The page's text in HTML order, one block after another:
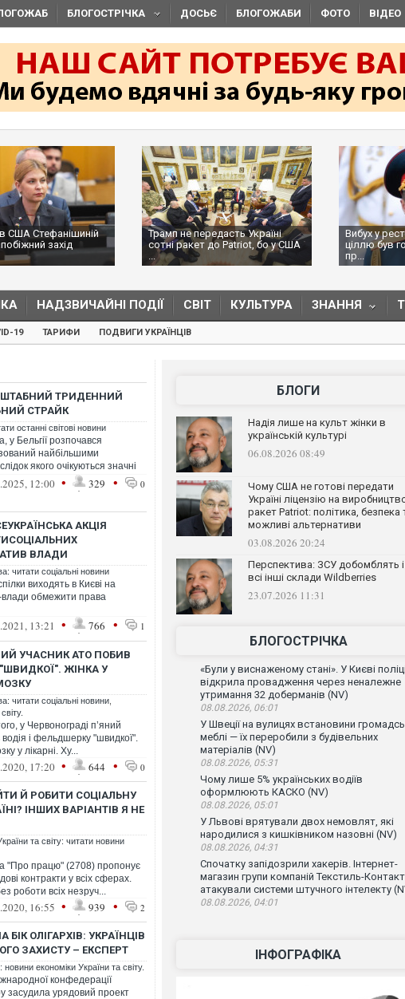
БЛОГОСТРІЧКА ДОСЬЄ БЛОГОЖАБИ ФОТО ВІДЕО
США Стефанішиній
захід
Трамп не передасть Україні
сотні ракет до Patriot, бо у США
...
Вибух у
ціллю був
пр...
НАДЗВИЧАЙНІ ПОДІЇ СВІТ КУЛЬТУРА ЗНАННЯ
19 ТАРИФИ ПОДВИГИ УКРАЇНЦІВ
ТРИДЕННИЙ
СТРАЙК
останні світові новини
у Бельгії розпочався
найбільшими
якого очікуються значні
12:00 • 329 • 0
АКЦІЯ
ВЛАДИ
читати соціальні новини
виходять в Києві на
влади обмежити права
13:21 • 766 • 1
УЧАСНИК АТО ПОБИВ
ЖІНКА У
читати соціальні новини
у Червонограді п’яний
і фельдшерку "швидкої".
у лікарні. Ху...
17:20 • 644 • 0
Й РОБИТИ СОЦІАЛЬНУ
ІНШИХ ВАРІАНТІВ Я НЕ
та світу: читати новини
"Про працю" (2708) пропонує
контракти у всіх сферах.
роботи всіх незруч...
16:55 • 939 • 2
ОЛІГАРХІВ: УКРАЇНЦІВ
ЗАХИСТУ – ЕКСПЕРТ
новини економіки України та світу.
конфедерації
засудила урядовий проект
БЛОГИ
Надія лише на культ жінки в
українській культурі
06.08.2026 08:49
Чому США не готові передати
Україні ліцензію на
ракет Patriot: політика, безпека
можливі альтернативи
03.08.2026 20:24
Перспектива: ЗСУ добомблять і
всі інші склади Wildberries
23.07.2026 11:31
БЛОГОСТРІЧКА
«Були у виснаженому стані». У Києві
відкрила провадження через неналежне
утримання 32 доберманів (NV)
08.08.2026, 06:01
У Швеції на вулицях встановини
меблі — їх переробили з будівельних
матеріалів (NV)
08.08.2026, 05:31
Чому лише 5% українських водіїв
оформлюють КАСКО (NV)
08.08.2026, 05:01
У Львові врятували двох немовлят, які
народилися з кишківником назовні (NV)
08.08.2026, 04:31
Спочатку запідозрили хакерів. Інтернет-
магазин групи компаній Текстиль-Контакт
атакували системи штучного інтелекту
08.08.2026, 04:01
ІНФОГРАФІКА